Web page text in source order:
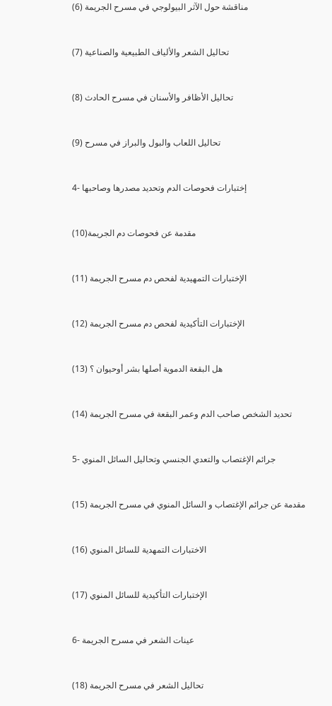
(6) مناقشة حول الآثر البيولوجي في مسرح الجريمة
(7) تحاليل الشعر والألياف الطبيعية والصناعية
(8) تحاليل الأظافر والأسنان في مسرح الحادث
(9) تحاليل اللعاب والبول والبراز في مسرح
4- إختبارات فحوصات الدم وتحديد مصدرها وصاحبها
(10)مقدمة عن فحوصات دم الجريمة
(11) الإختبارات التمهيدية لفحص دم مسرح الجريمة
(12) الإختبارات التأكيدية لفحص دم مسرح الجريمة
(13) هل البقعة الدموية أصلها بشر أوحيوان ؟
(14) تحديد الشخص صاحب الدم وعمر البقعة في مسرح الجريمة
5- جرائم الإغتصاب والتعدي الجنسي وتحاليل السائل المنوي
(15) مقدمة عن جرائم الإغتصاب و السائل المنوي في مسرح الجريمة
(16) الاختبارات التمهدية للسائل المنوي
(17) الإختبارات التأكيدية للسائل المنوي
6- عينات الشعر في مسرح الجريمة
(18) تحاليل الشعر في مسرح الجريمة